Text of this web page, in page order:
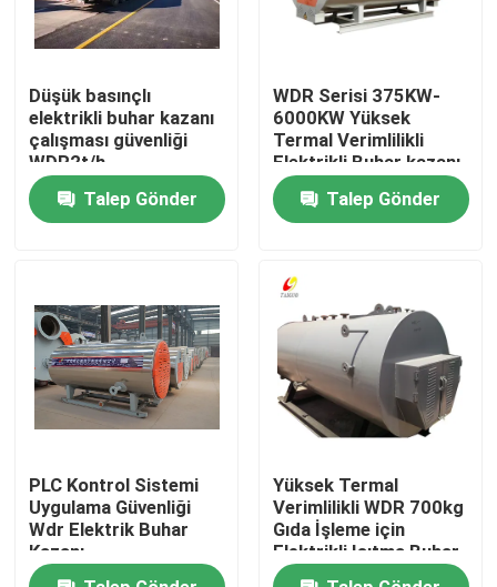
Ürünler
videolar
Hakkımızda
Fabrika turu
Bize Ulaşın
Haberler
Bir teklif isteği
Gaz Yağ Kazanı
Düşük basınçlı
elektrikli buhar kazanı
çalışması güvenliği
WDR2t/h
Talep Gönder
WDR Serisi 375KW-
6000KW Yüksek
Termal Verimlilikli
Elektrikli Buhar kazanı
Talep Gönder
PLC Kontrol Sistemi
Uygulama Güvenliği
Wdr Elektrik Buhar
Kazanı
Yüksek Termal
Verimlilikli WDR 700kg
Gıda İşleme için
Elektrikli Isıtma Buhar
kazanı